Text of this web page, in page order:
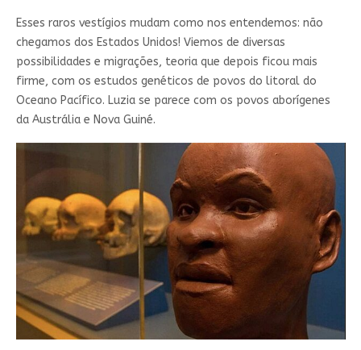
Esses raros vestígios mudam como nos entendemos: não
chegamos dos Estados Unidos! Viemos de diversas
possibilidades e migrações, teoria que depois ficou mais
firme, com os estudos genéticos de povos do litoral do
Oceano Pacífico. Luzia se parece com os povos aborígenes
da Austrália e Nova Guiné.